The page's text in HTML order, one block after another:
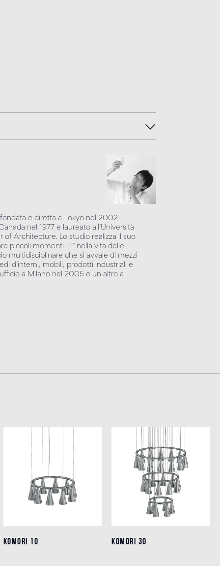
e diretta a Tokyo nel 2002
nel 1977 e laureato all’Università
of Architecture. Lo studio realizza il suo
piccoli momenti “ ! ” nella vita delle
multidisciplinare che si avvale di mezzi
d’interni, mobili, prodotti industriali e
a Milano nel 2005 e un altro a
KOMORI 10
KOMORI 10 KOMORI 30
KOMORI 30